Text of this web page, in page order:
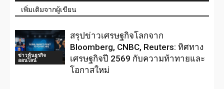
เพิ่มเติมจากผู้เขียน
ข่าวหุ้นธุรกิจ
ออนไลน์
สรุปข่าวเศรษฐกิจโลกจาก
Bloomberg, CNBC, Reuters: ทิศทาง
เศรษฐกิจปี 2569 กับความท้าทายและ
โอกาสใหม่